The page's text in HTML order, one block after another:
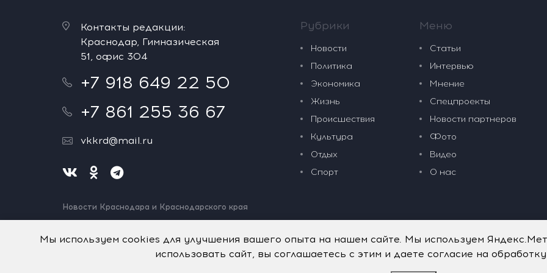
Контакты редакции:
Краснодар, Гимназическая
51, офис 304
+7 918 649 22 50
+7 861 255 36 67
vkkrd@mail.ru
Новости Краснодара и Краснодарского края
Нашли ошибку? Выделите и нажмите Ctrl+Enter.
Рубрики
Новости
Политика
Экономика
Жизнь
Происшествия
Культура
Отдых
Спорт
Меню
Статьи
Интервью
Мнение
Спецпроекты
Новости партнеров
Фото
Видео
О нас
Мы используем cookies для улучшения вашего опыта на нашем сайте. Мы используем
использовать сайт, вы соглашаетесь с этим и даете согласие на